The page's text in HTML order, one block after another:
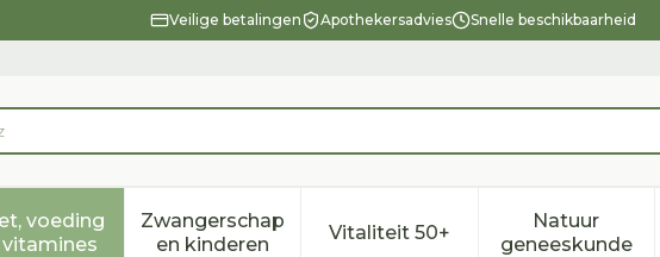
Veilige betalingen Apothekersadvies Snelle beschikbaarheid
Schoonheid, verzorging en hygiëne categorie
voeding
vitamines
Toon submenu voor Dieet, voeding en vitamines categorie
Zwangerschap
en kinderenToon submenu voor Zwangerschap en
Vitaliteit 50+Toon submenu voor
Natuur
geneeskunde
Toon